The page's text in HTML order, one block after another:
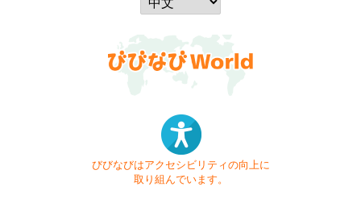
びびなびはアクセシビリティの向上に
取り組んでいます。